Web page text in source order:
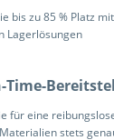
bis zu 85 % Platz
Lagerlösungen
Time-
für eine
stets